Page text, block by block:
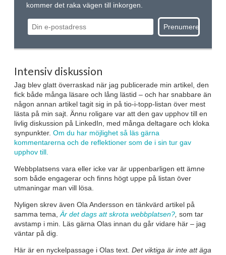
kommer det raka vägen till inkorgen.
Intensiv diskussion
Jag blev glatt överraskad när jag publicerade min artikel, den
fick både många läsare och lång lästid – och har snabbare än
någon annan artikel tagit sig in på tio-i-topp-listan över mest
lästa på min sajt. Ännu roligare var att den gav upphov till en
livlig diskussion på LinkedIn, med många deltagare och kloka
synpunkter. Om du har möjlighet så läs gärna
kommentarerna och de reflektioner som de i sin tur gav
upphov till.
Webbplatsens vara eller icke var är uppenbarligen ett ämne
som både engagerar och finns högt uppe på listan över
utmaningar man vill lösa.
Nyligen skrev även Ola Andersson en tänkvärd artikel på
samma tema, Är det dags att skrota webbplatsen? som tar
avstamp i min. Läs gärna Olas innan du går vidare här – jag
väntar på dig.
Här är en nyckelpassage i Olas text. Det viktiga är inte att äga